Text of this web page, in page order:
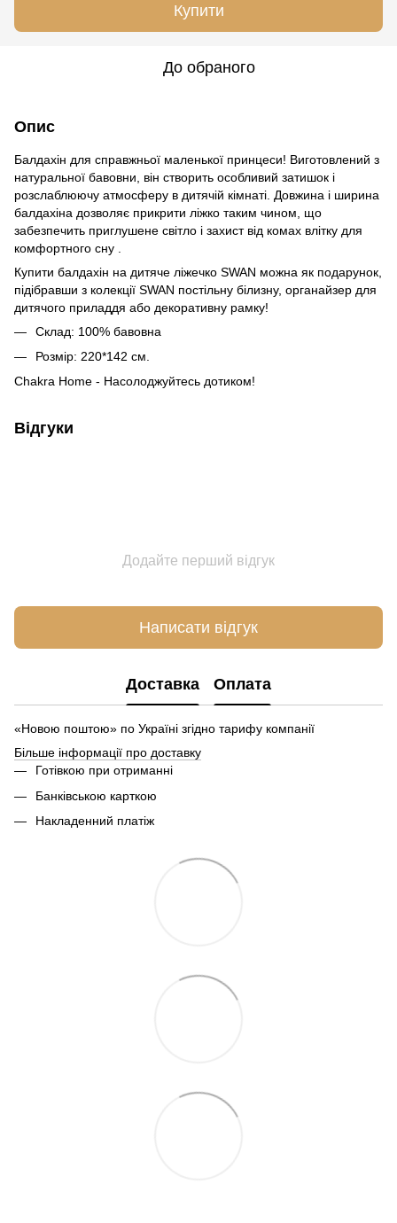
Купити
До обраного
Опис
Балдахін для справжньої маленької принцеси! Виготовлений з
натуральної бавовни, він створить особливий затишок і
розслаблюючу атмосферу в дитячій кімнаті. Довжина і ширина
балдахіна дозволяє прикрити ліжко таким чином, що
забезпечить приглушене світло і захист від комах влітку для
комфортного сну .
Купити балдахін на дитяче ліжечко SWAN можна як подарунок,
підібравши з колекції SWAN постільну білизну, органайзер для
дитячого приладдя або декоративну рамку!
Склад: 100% бавовна
Розмір: 220*142 см.
Chakra Home - Насолоджуйтесь дотиком!
Відгуки
Додайте перший відгук
Написати відгук
Доставка Оплата
«Новою поштою» по Україні згідно тарифу компанії
Більше інформації про доставку
Готівкою при отриманні
Банківською карткою
Накладенний платіж